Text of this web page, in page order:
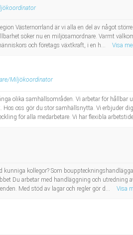
Västernorrland är vi alla en del av något
söker nu en miljösamordnare. Varmt
och företags växtkraft, i en h...
Visa
Miljökoordinator
olika samhällsområden. Vi arbetar för hållbar
oss gör du stor samhällsnytta. Vi erbjuder
för alla medarbetare. Vi har flexibla
kollegor? Som
Du arbetar med handläggning och utredning
Med stöd av lagar och regler gör d...
Visa